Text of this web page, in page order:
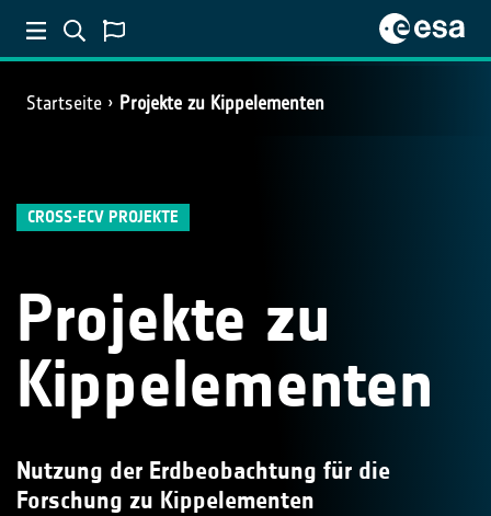
Startseite Projekte zu Kippelementen
CROSS-ECV PROJEKTE
Projekte zu
Kippelementen
Nutzung der Erdbeobachtung für die
Forschung zu Kippelementen